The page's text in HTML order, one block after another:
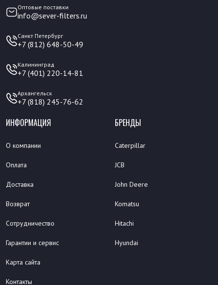
Оптовые поставки
info@sever-filters.ru
Санкт Петербург
+7 (812) 648-50-49
Калининград
+7 (401) 220-14-81
Архангельск
+7 (818) 245-76-62
ИНФОРМАЦИЯ
О компании
Оплата
Доставка
Возврат
Сотрудничество
Гарантии и сервис
Карта сайта
Контакты
БРЕНДЫ
Caterpillar
JCB
John Deere
Komatsu
Hitachi
Hyundai